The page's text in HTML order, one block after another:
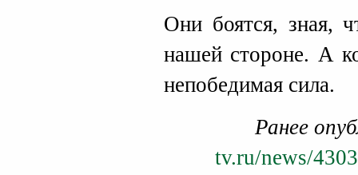
Они боятся, зная,
нашей стороне. А
непобедимая сила.
Ранее
tv.ru/news/